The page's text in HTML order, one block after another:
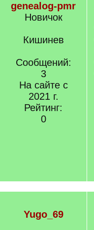
genealog-pmr
Новичок
Кишинев
Сообщений:
3
На сайте с
2021 г.
Рейтинг:
0
Yugo_69